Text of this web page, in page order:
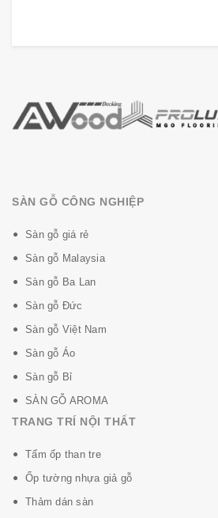
SÀN GỖ CÔNG NGHIỆP
Sàn gỗ giá rẻ
Sàn gỗ Malaysia
Sàn gỗ Ba Lan
Sàn gỗ Đức
Sàn gỗ Việt Nam
Sàn gỗ Áo
Sàn gỗ Bỉ
SÀN GỖ AROMA
TRANG TRÍ NỘI THẤT
Tấm ốp than tre
Ốp tường nhựa giả gỗ
Thảm dán sàn